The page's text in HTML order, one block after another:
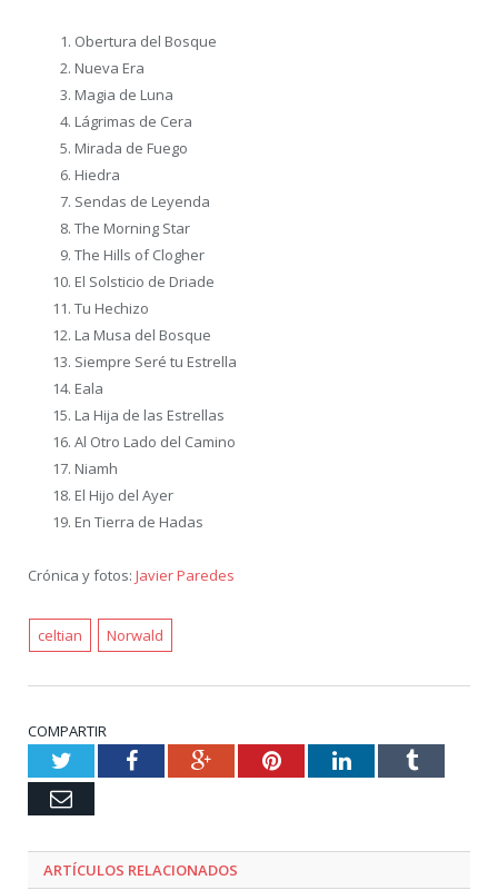
Obertura del Bosque
Nueva Era
Magia de Luna
Lágrimas de Cera
Mirada de Fuego
Hiedra
Sendas de Leyenda
The Morning Star
The Hills of Clogher
El Solsticio de Driade
Tu Hechizo
La Musa del Bosque
Siempre Seré tu Estrella
Eala
La Hija de las Estrellas
Al Otro Lado del Camino
Niamh
El Hijo del Ayer
En Tierra de Hadas
Crónica y fotos: Javier Paredes
celtian Norwald
COMPARTIR
TwitterFacebookGoogle+PinterestLinkedInTumblr
Email
ARTÍCULOS RELACIONADOS